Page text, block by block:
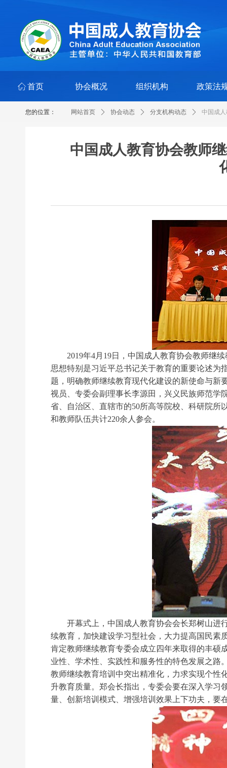
ꀇ 首页 协会概况 组织机构 政策法
网站首页 ꄲ 协会动态 ꄲ 分支机构动态 ꄲ 中国成
您的位置：
中国成人教育协会教师
2019年4月19日，中国成人教育协会教师继续
思想特别是习近平总书记关于教育的重要论述
题，明确教师继续教育现代化建设的新使命与新
视员、专委会副理事长李源田，兴义民族师范学
省、自治区、直辖市的50所高等院校、科研院所
和教师队伍共计220余人参会。
开幕式上，中国成人教育协会会长郑树山进行
续教育，加快建设学习型社会，大力提高国民素
肯定教师继续教育专委会成立四年来取得的丰硕
业性、学术性、实践性和服务性的特色发展之路
教师继续教育培训中突出精准化，力求实现个性
升教育质量。郑会长指出，专委会要在深入学习
量、创新培训模式、增强培训效果上下功夫，要